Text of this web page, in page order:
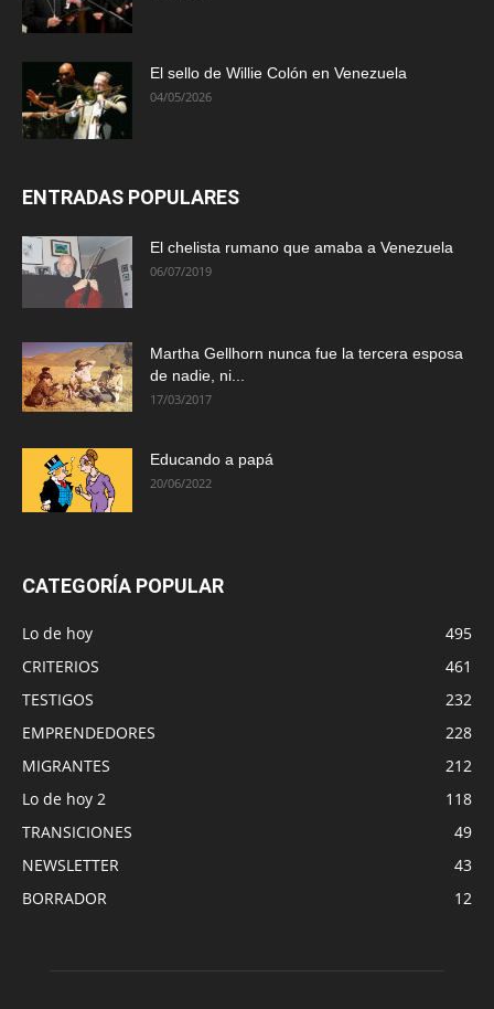
El sello de Willie Colón en Venezuela
04/05/2026
ENTRADAS POPULARES
El chelista rumano que amaba a Venezuela
06/07/2019
Martha Gellhorn nunca fue la tercera esposa
de nadie, ni...
17/03/2017
Educando a papá
20/06/2022
CATEGORÍA POPULAR
Lo de hoy
495
CRITERIOS
461
TESTIGOS
232
EMPRENDEDORES
228
MIGRANTES
212
Lo de hoy 2
118
TRANSICIONES
49
NEWSLETTER
43
BORRADOR
12